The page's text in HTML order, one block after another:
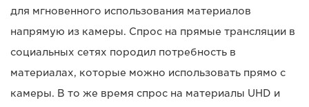
для мгновенного использования материалов
напрямую из камеры. Спрос на прямые трансляции в
социальных сетях породил потребность в
материалах, которые можно использовать прямо с
камеры. В то же время спрос на материалы UHD и